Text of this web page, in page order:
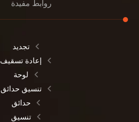
روابط مفيدة
تجديد
إعادة تسقيف
لوحة
تنسيق حدائق
حدائق
تنسيق